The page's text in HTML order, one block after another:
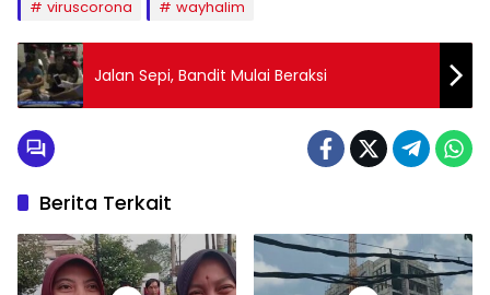
viruscorona
wayhalim
Jalan Sepi, Bandit Mulai Beraksi
Berita Terkait